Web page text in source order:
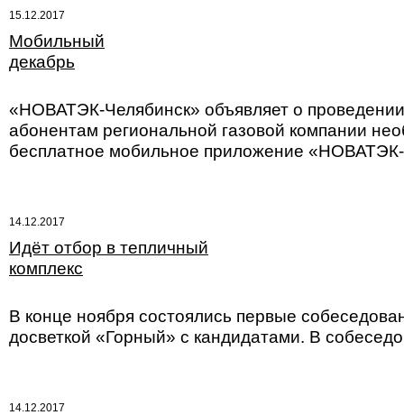
15.12.2017
Мобильный
декабрь
«НОВАТЭК-Челябинск» объявляет о
абонентам региональной газовой компании
бесплатное мобильное приложение
14.12.2017
Идёт отбор в тепличный
комплекс
В конце ноября состоялись первые
досветкой «Горный» с кандидатами. В
14.12.2017